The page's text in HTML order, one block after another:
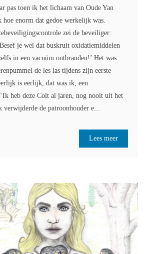
pas toen ik het lichaam van Oude Yan
hoe enorm dat gedoe werkelijk was.
zei de beveiliger:
je wel dat buskruit oxidatiemiddelen
in een vacuüm ontbranden!’ Het was
de les las tijdens zijn eerste
is eerlijk, dat was ik, een
heb deze Colt al jaren, nog nooit uit het
verwijderde de patroonhouder e...
Lees meer